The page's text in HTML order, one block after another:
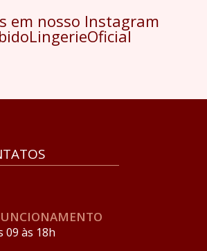
em nosso Instagram
09 às 18h